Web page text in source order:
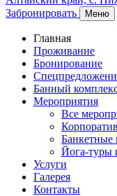
Забронировать
Меню
Главная
Проживание
Бронирование
Банный
Мероприятия
Все
Банкетные
Йога-туры
Услуги
Галерея
Контакты